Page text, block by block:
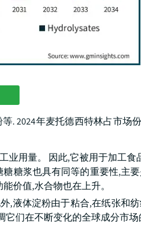
. 2024年麦托德西特林占市场
业用量。 因此,它被用于加工食
糖浆也具有同等的重要性,主
价值,水合物也在上升。
,液体淀粉由于粘合,在纸张和
它们在不断变化的全球成分市